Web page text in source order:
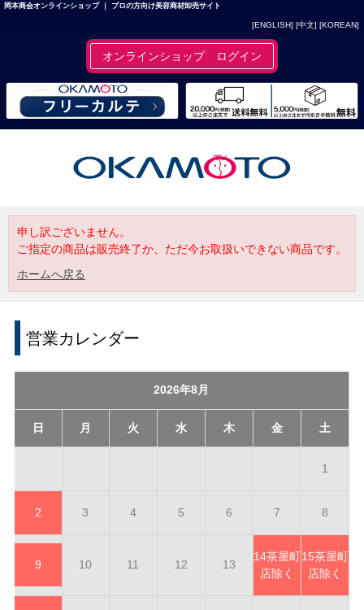
岡本商会オンラインショップ ｜ プロの方向け美容商材卸売サイト
[ENGLISH] [中文] [KOREAN]
オンラインショップ ログイン
申し訳ございません。
ご指定の商品は販売終了か、ただ今お取扱いできない商品です。
ホームへ戻る
営業カレンダー
2026年8月
日 月 火 水 木 金 土
1
2 3 4 5 6 7 8
9 10 11 12 13
14茶屋町
店除く
15茶屋町
店除く